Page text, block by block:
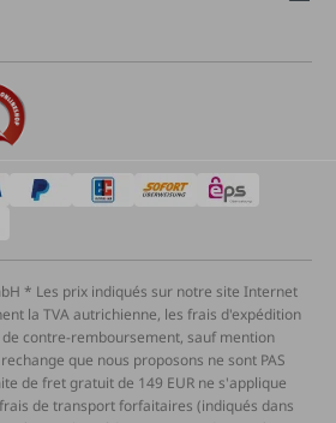
* Les prix indiqués sur notre site Internet
la TVA autrichienne, les frais d'expédition
contre-remboursement, sauf mention
que nous proposons ne sont PAS
de fret gratuit de 149 EUR ne s'applique
de transport forfaitaires (indiqués dans